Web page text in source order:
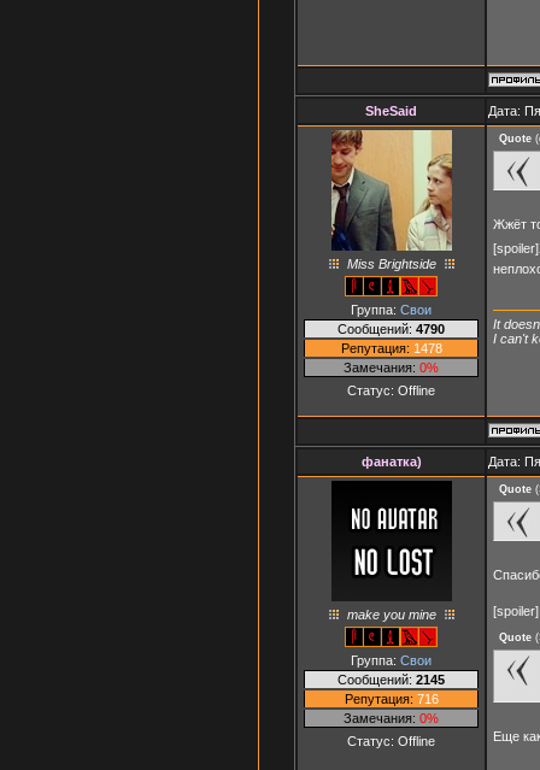
SheSaid Дата:
Miss Brightside
Группа: Свои
Сообщений: 4790
Репутация: 1478
Замечания: 0%
Статус: Offline
Quote (
Жжёт
It
I can't
фанатка) Дата:
make you mine
Группа: Свои
Сообщений: 2145
Репутация: 716
Замечания: 0%
Статус: Offline
Quote (
[spoiler]
Quote (
Еще